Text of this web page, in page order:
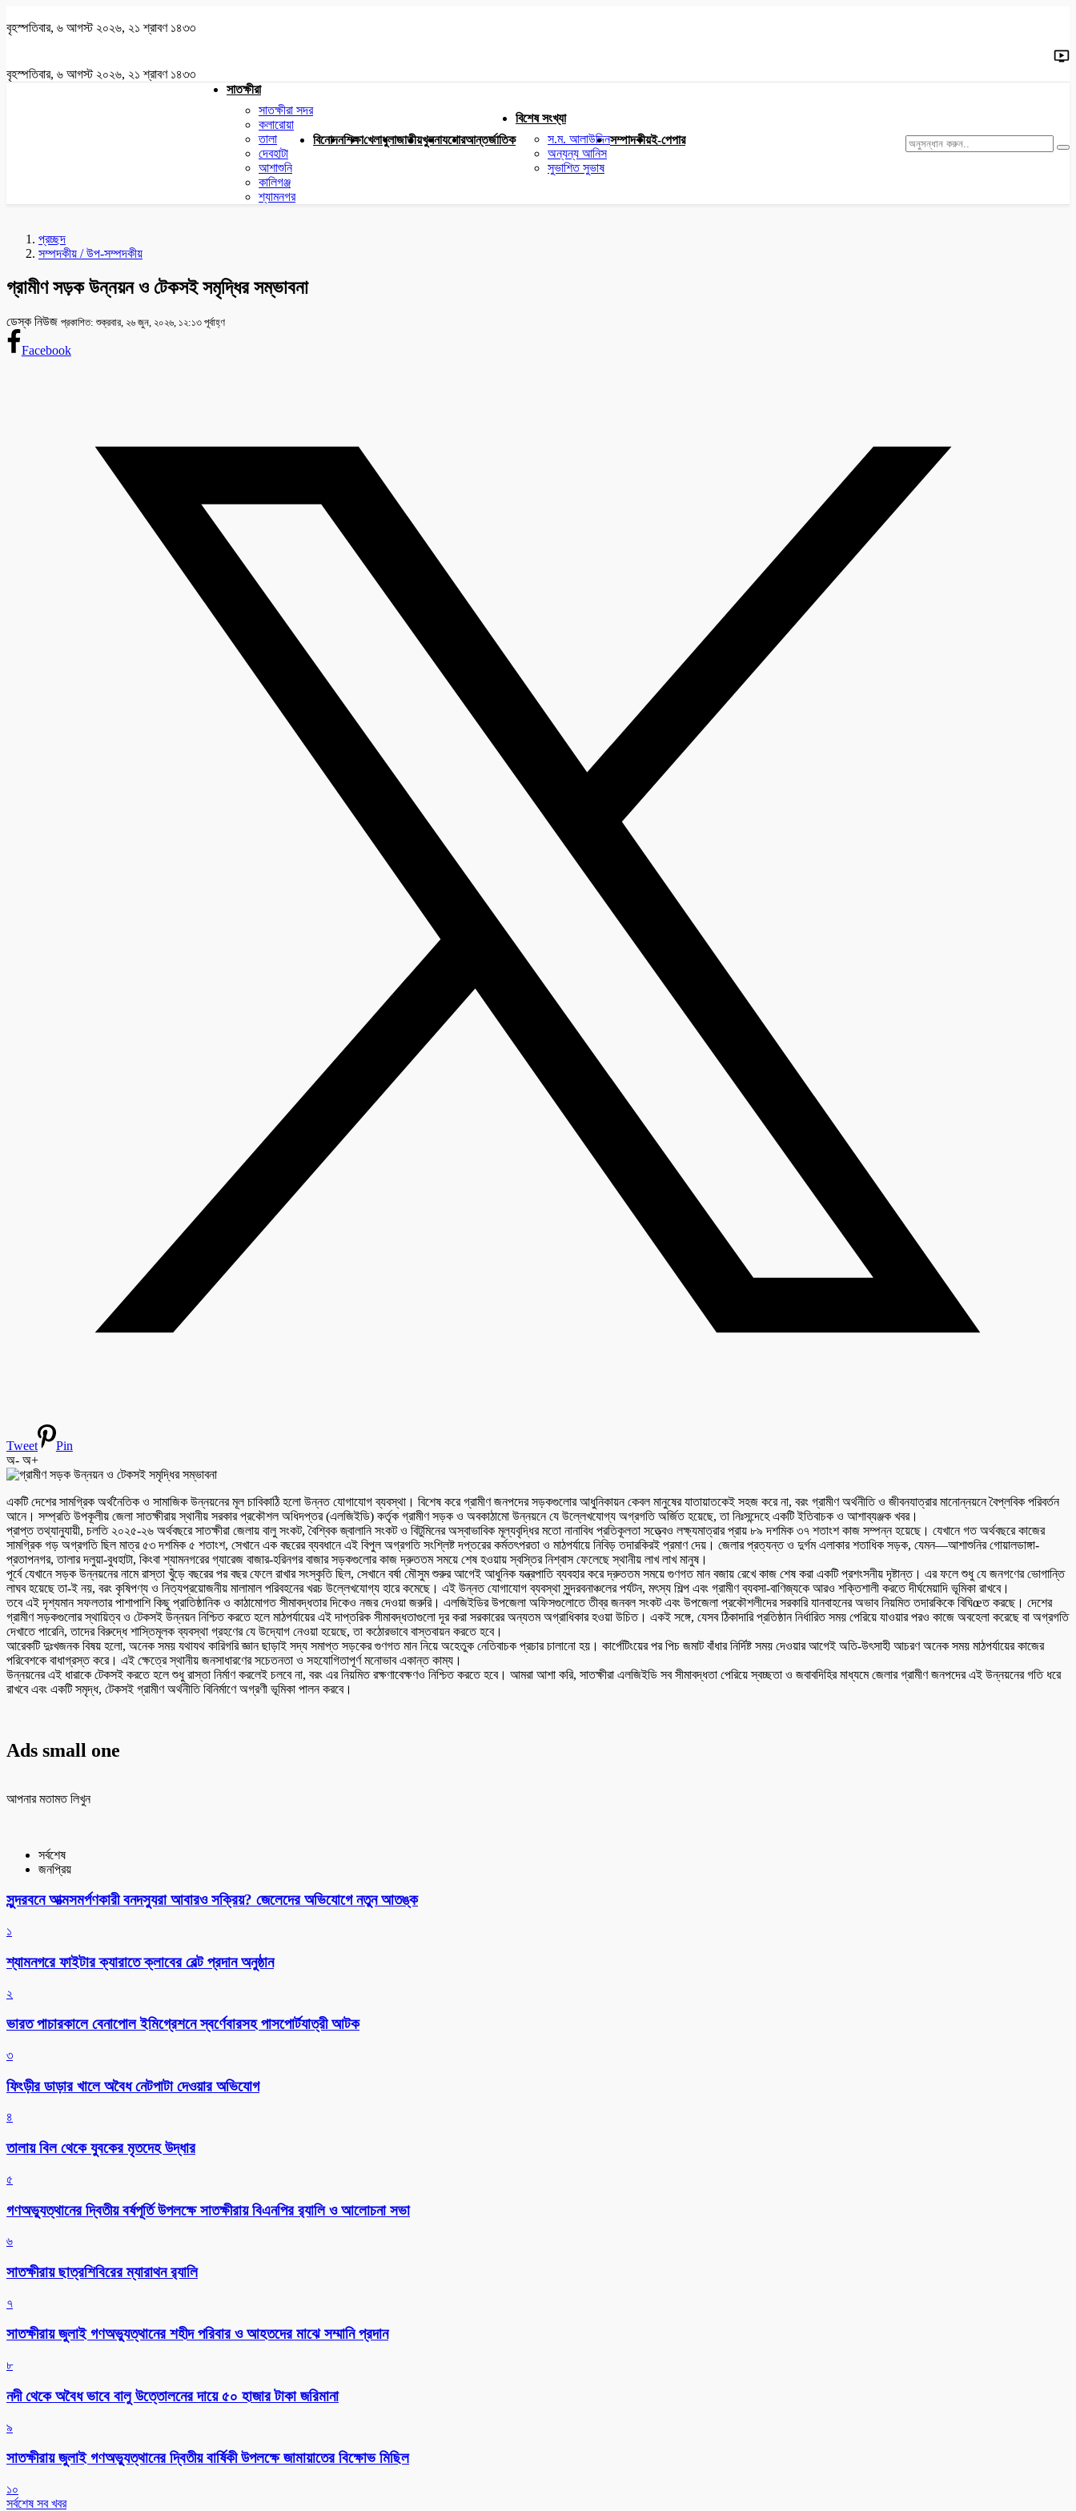
বৃহস্পতিবার, ৬ আগস্ট ২০২৬, ২১ শ্রাবণ ১৪৩৩
বৃহস্পতিবার, ৬ আগস্ট ২০২৬, ২১ শ্রাবণ ১৪৩৩
সাতক্ষীরা
সাতক্ষীরা সদর
কলারোয়া
তালা
দেবহাটা
আশাশুনি
কালিগঞ্জ
শ্যামনগর
বিনোদনশিক্ষাখেলাধুলাজাতীয়খুলনাযশোরআন্তর্জাতিক
বিশেষ সংখ্যা
স.ম. আলাউদ্দিন
অন্যন্য আনিস
সুভাশিত সুভাষ
সম্পাদকীয়ই-পেপার
প্রচ্ছদ
সম্পদকীয় / উপ-সম্পদকীয়
গ্রামীণ সড়ক উন্নয়ন ও টেকসই সমৃদ্ধির সম্ভাবনা
ডেস্ক নিউজ প্রকাশিত: শুক্রবার, ২৬ জুন, ২০২৬, ১২:১৩ পূর্বাহ্ণ
Facebook
Tweet
Pin
অ- অ+
একটি দেশের সামগ্রিক অর্থনৈতিক ও সামাজিক উন্নয়নের মূল চাবিকাঠি হলো উন্নত যোগাযোগ ব্যবস্থা। বিশেষ করে গ্রামীণ জনপদের সড়কগুলোর আধুনিকায়ন কেবল মানুষের যাতায়াতকেই সহজ করে না, বরং গ্রামীণ অর্থনীতি ও জীবনযাত্রার মানোন্নয়নে বৈপ্লবিক পরিবর্তন
আনে। সম্প্রতি উপকূলীয় জেলা সাতক্ষীরায় স্থানীয় সরকার প্রকৌশল অধিদপ্তর (এলজিইডি) কর্তৃক গ্রামীণ সড়ক ও অবকাঠামো উন্নয়নে যে উল্লেখযোগ্য অগ্রগতি অর্জিত হয়েছে, তা নিঃসন্দেহে একটি ইতিবাচক ও আশাব্যঞ্জক খবর।
প্রাপ্ত তথ্যানুযায়ী, চলতি ২০২৫-২৬ অর্থবছরে সাতক্ষীরা জেলায় বালু সংকট, বৈশ্বিক জ্বালানি সংকট ও বিটুমিনের অস্বাভাবিক মূল্যবৃদ্ধির মতো নানাবিধ প্রতিকূলতা সত্ত্বেও লক্ষ্যমাত্রার প্রায় ৮৯ দশমিক ৩৭ শতাংশ কাজ সম্পন্ন হয়েছে। যেখানে গত অর্থবছরে কাজের
সামগ্রিক গড় অগ্রগতি ছিল মাত্র ৫৩ দশমিক ৫ শতাংশ, সেখানে এক বছরের ব্যবধানে এই বিপুল অগ্রগতি সংশ্লিষ্ট দপ্তরের কর্মতৎপরতা ও মাঠপর্যায়ে নিবিড় তদারকিরই প্রমাণ দেয়। জেলার প্রত্যন্ত ও দুর্গম এলাকার শতাধিক সড়ক, যেমন—আশাশুনির গোয়ালডাঙ্গা-
প্রতাপনগর, তালার দলুয়া-বুধহাটা, কিংবা শ্যামনগরের গ্যারেজ বাজার-হরিনগর বাজার সড়কগুলোর কাজ দ্রুততম সময়ে শেষ হওয়ায় স্বস্তির নিশ্বাস ফেলেছে স্থানীয় লাখ লাখ মানুষ।
পূর্বে যেখানে সড়ক উন্নয়নের নামে রাস্তা খুঁড়ে বছরের পর বছর ফেলে রাখার সংস্কৃতি ছিল, সেখানে বর্ষা মৌসুম শুরুর আগেই আধুনিক যন্ত্রপাতি ব্যবহার করে দ্রুততম সময়ে গুণগত মান বজায় রেখে কাজ শেষ করা একটি প্রশংসনীয় দৃষ্টান্ত। এর ফলে শুধু যে জনগণের ভোগান্তি
লাঘব হয়েছে তা-ই নয়, বরং কৃষিপণ্য ও নিত্যপ্রয়োজনীয় মালামাল পরিবহনের খরচ উল্লেখযোগ্য হারে কমেছে। এই উন্নত যোগাযোগ ব্যবস্থা সুন্দরবনাঞ্চলের পর্যটন, মৎস্য শিল্প এবং গ্রামীণ ব্যবসা-বাণিজ্যকে আরও শক্তিশালী করতে দীর্ঘমেয়াদি ভূমিকা রাখবে।
তবে এই দৃশ্যমান সফলতার পাশাপাশি কিছু প্রাতিষ্ঠানিক ও কাঠামোগত সীমাবদ্ধতার দিকেও নজর দেওয়া জরুরি। এলজিইডির উপজেলা অফিসগুলোতে তীব্র জনবল সংকট এবং উপজেলা প্রকৌশলীদের সরকারি যানবাহনের অভাব নিয়মিত তদারকিকে বিঘিœত করছে। দেশের
গ্রামীণ সড়কগুলোর স্থায়িত্ব ও টেকসই উন্নয়ন নিশ্চিত করতে হলে মাঠপর্যায়ের এই দাপ্তরিক সীমাবদ্ধতাগুলো দূর করা সরকারের অন্যতম অগ্রাধিকার হওয়া উচিত। একই সঙ্গে, যেসব ঠিকাদারি প্রতিষ্ঠান নির্ধারিত সময় পেরিয়ে যাওয়ার পরও কাজে অবহেলা করেছে বা অগ্রগতি
দেখাতে পারেনি, তাদের বিরুদ্ধে শাস্তিমূলক ব্যবস্থা গ্রহণের যে উদ্যোগ নেওয়া হয়েছে, তা কঠোরভাবে বাস্তবায়ন করতে হবে।
আরেকটি দুঃখজনক বিষয় হলো, অনেক সময় যথাযথ কারিগরি জ্ঞান ছাড়াই সদ্য সমাপ্ত সড়কের গুণগত মান নিয়ে অহেতুক নেতিবাচক প্রচার চালানো হয়। কার্পেটিংয়ের পর পিচ জমাট বাঁধার নির্দিষ্ট সময় দেওয়ার আগেই অতি-উৎসাহী আচরণ অনেক সময় মাঠপর্যায়ের কাজের
পরিবেশকে বাধাগ্রস্ত করে। এই ক্ষেত্রে স্থানীয় জনসাধারণের সচেতনতা ও সহযোগিতাপূর্ণ মনোভাব একান্ত কাম্য।
উন্নয়নের এই ধারাকে টেকসই করতে হলে শুধু রাস্তা নির্মাণ করলেই চলবে না, বরং এর নিয়মিত রক্ষণাবেক্ষণও নিশ্চিত করতে হবে। আমরা আশা করি, সাতক্ষীরা এলজিইডি সব সীমাবদ্ধতা পেরিয়ে স্বচ্ছতা ও জবাবদিহির মাধ্যমে জেলার গ্রামীণ জনপদের এই উন্নয়নের গতি ধরে
রাখবে এবং একটি সমৃদ্ধ, টেকসই গ্রামীণ অর্থনীতি বিনির্মাণে অগ্রণী ভূমিকা পালন করবে।
Ads small one
আপনার মতামত লিখুন
সর্বশেষ
জনপ্রিয়
সুন্দরবনে আত্মসমর্পণকারী বনদস্যুরা আবারও সক্রিয়? জেলেদের অভিযোগে নতুন আতঙ্ক
১
শ্যামনগরে ফাইটার ক্যারাতে ক্লাবের বেল্ট প্রদান অনুষ্ঠান
২
ভারত পাচারকালে বেনাপোল ইমিগ্রেশনে স্বর্ণেবারসহ পাসপোর্টযাত্রী আটক
৩
ফিংড়ীর ডাড়ার খালে অবৈধ নেটপাটা দেওয়ার অভিযোগ
৪
তালায় বিল থেকে যুবকের মৃতদেহ উদ্ধার
৫
গণঅভ্যুত্থানের দ্বিতীয় বর্ষপূর্তি উপলক্ষে সাতক্ষীরায় বিএনপির র‌্যালি ও আলোচনা সভা
৬
সাতক্ষীরায় ছাত্রশিবিরের ম্যারাথন র‌্যালি
৭
সাতক্ষীরায় জুলাই গণঅভ্যুত্থানের শহীদ পরিবার ও আহতদের মাঝে সম্মানি প্রদান
৮
নদী থেকে অবৈধ ভাবে বালু উত্তোলনের দায়ে ৫০ হাজার টাকা জরিমানা
৯
সাতক্ষীরায় জুলাই গণঅভ্যুত্থানের দ্বিতীয় বার্ষিকী উপলক্ষে জামায়াতের বিক্ষোভ মিছিল
১০
সর্বশেষ সব খবর